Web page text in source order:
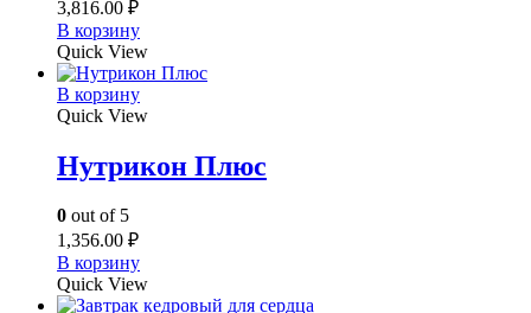
3,816.00 ₽
В корзину
Quick View
В корзину
Quick View
Нутрикон Плюс
0 out of 5
1,356.00 ₽
В корзину
Quick View